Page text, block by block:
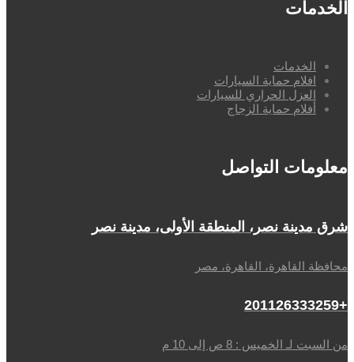
الخدمات
الخدمات
افلام حماية السيارات
العزل الحراري للسيارات
أفلام حماية الزجاج
معلومات التواصل
شرق مدينة نصر، المنطقة الأولى، مدينة نصر
محافظة القاهرة، القاهرة، مصر
+201126333259
من السبت لـ الخميس : 8 ص إلى 10 م